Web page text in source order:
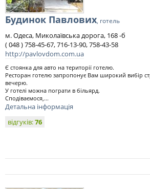
Будинок Павлових, готель
м. Одеса, Миколаївська дорога, 168 -б
( 048 ) 758-45-67, 716-13-90, 758-43-58
http://pavlovdom.com.ua
Є стоянка для авто на території готелю.
Ресторан готелю запропонує Вам широкий вибір
вечерю.
У готелі можна пограти в більярд.
Сподіваємося,...
Детальна інформація
відгуків:76